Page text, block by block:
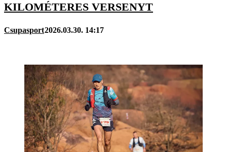
KILOMÉTERES VERSENYT
Csupasport2026.03.30. 14:17